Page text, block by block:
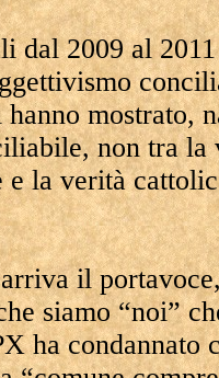
dal 2009 al
mostrato,
non tra
e la verità
il
siamo “noi”
ha